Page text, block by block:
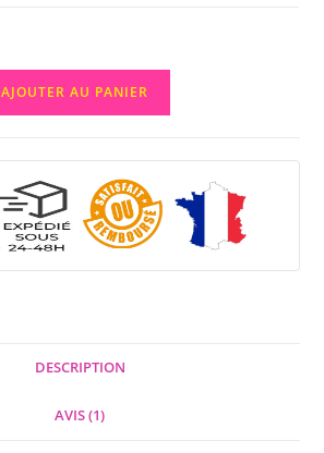
AJOUTER AU PANIER
DESCRIPTION
AVIS (1)